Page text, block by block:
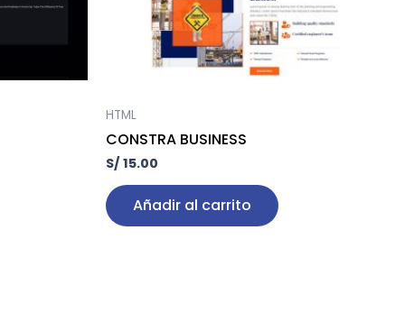
HTML
CONSTRA BUSINESS
S/ 15.00
Añadir al carrito